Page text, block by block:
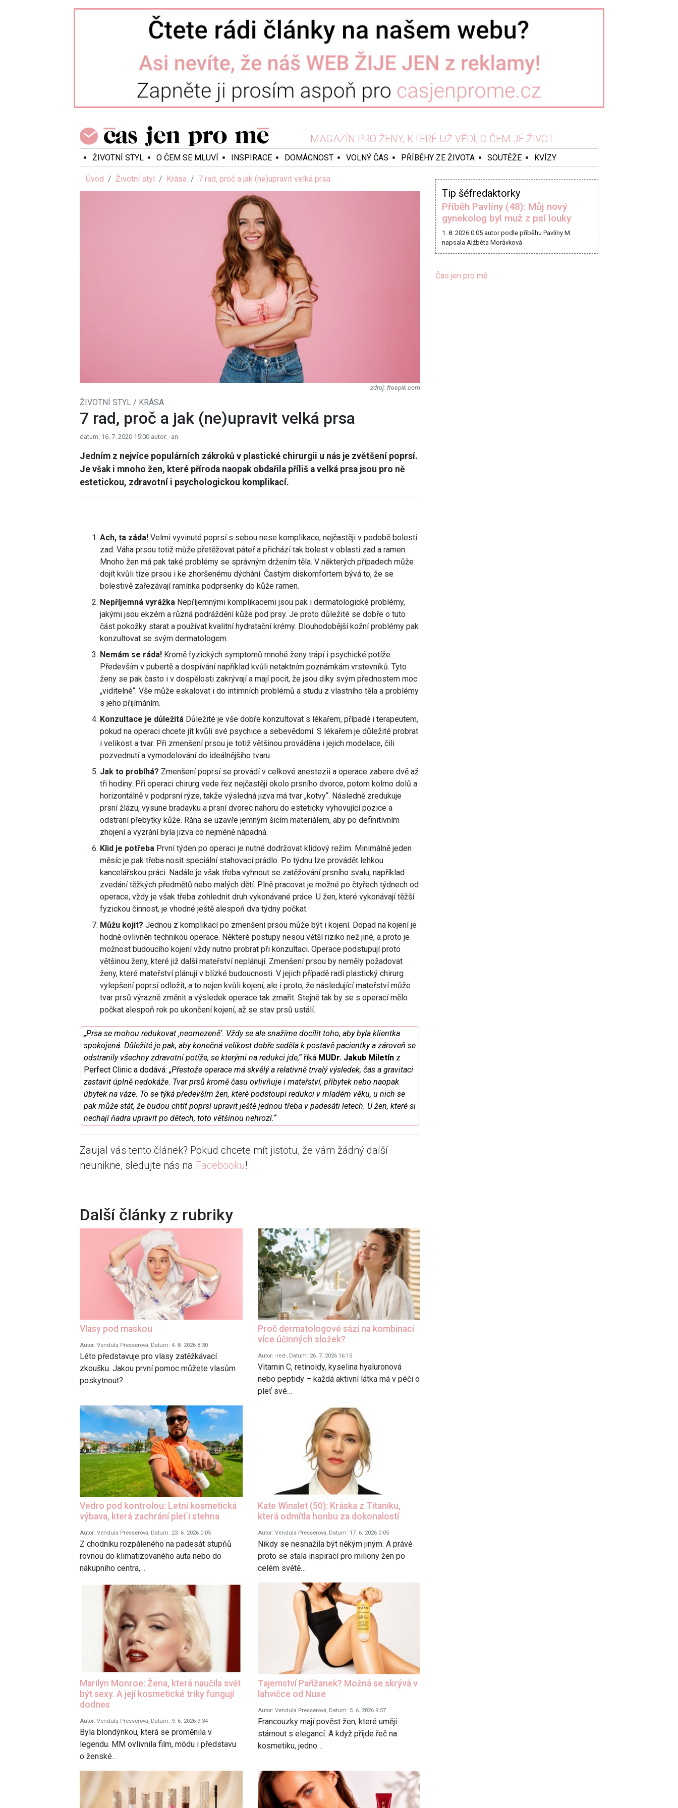
MAGAZÍN PRO ŽENY, KTERÉ UŽ VĚDÍ, O ČEM JE ŽIVOT
ŽIVOTNÍ STYL O ČEM SE MLUVÍ INSPIRACE DOMÁCNOST VOLNÝ ČAS PŘÍBĚHY ZE ŽIVOTA SOUTĚŽE KVÍZY
Úvod Životní styl Krása 7 rad, proč a jak (ne)upravit velká prsa
freepik.com
ŽIVOTNÍ STYL / KRÁSA
7 rad, proč a jak (ne)upravit velká prsa
datum: 16. 7. 2020 15:00 autor: -an-
Jedním z nejvíce populárních zákroků v plastické chirurgii u nás je zvětšení poprsí.
Je však i mnoho žen, které příroda naopak obdařila příliš a velká prsa jsou pro ně
estetickou, zdravotní i psychologickou komplikací.
Ach, ta záda! Velmi vyvinuté poprsí s sebou nese komplikace, nejčastěji v podobě bolesti
zad. Váha prsou totiž může přetěžovat páteř a přichází tak bolest v oblasti zad a ramen.
Mnoho žen má pak také problémy se správným držením těla. V některých případech může
dojít kvůli tíze prsou i ke zhoršenému dýchání. Častým diskomfortem bývá to, že se
bolestivě zařezávají ramínka podprsenky do kůže ramen.
Nepříjemná vyrážka Nepříjemnými komplikacemi jsou pak i dermatologické problémy,
jakými jsou ekzém a různá podráždění kůže pod prsy. Je proto důležité se dobře o tuto
část pokožky starat a používat kvalitní hydratační krémy. Dlouhodobější kožní problémy pak
konzultovat se svým dermatologem.
Nemám se ráda! Kromě fyzických symptomů mnohé ženy trápí i psychické potíže.
Především v pubertě a dospívání například kvůli netaktním poznámkám vrstevníků. Tyto
ženy se pak často i v dospělosti zakrývají a mají pocit, že jsou díky svým přednostem moc
„viditelné“. Vše může eskalovat i do intimních problémů a studu z vlastního těla a problémy
s jeho přijímáním.
Konzultace je důležitá Důležité je vše dobře konzultovat s lékařem, případě i terapeutem,
pokud na operaci chcete jít kvůli své psychice a sebevědomí. S lékařem je důležité probrat
i velikost a tvar. Při zmenšení prsou je totiž většinou prováděna i jejich modelace, čili
pozvednutí a vymodelování do ideálnějšího tvaru.
Jak to probíhá? Zmenšení poprsí se provádí v celkové anestezii a operace zabere dvě až
tři hodiny. Při operaci chirurg vede řez nejčastěji okolo prsního dvorce, potom kolmo dolů a
horizontálně v podprsní rýze, takže výsledná jizva má tvar „kotvy“. Následně zredukuje
prsní žlázu, vysune bradavku a prsní dvorec nahoru do esteticky vyhovující pozice a
odstraní přebytky kůže. Rána se uzavře jemným šicím materiálem, aby po definitivním
zhojení a vyzrání byla jizva co nejméně nápadná.
Klid je potřeba První týden po operaci je nutné dodržovat klidový režim. Minimálně jeden
měsíc je pak třeba nosit speciální stahovací prádlo. Po týdnu lze provádět lehkou
kancelářskou práci. Nadále je však třeba vyhnout se zatěžování prsního svalu, například
zvedání těžkých předmětů nebo malých dětí. Plně pracovat je možné po čtyřech týdnech od
operace, vždy je však třeba zohlednit druh vykonávané práce. U žen, které vykonávají těžší
fyzickou činnost, je vhodné ještě alespoň dva týdny počkat.
Můžu kojit? Jednou z komplikací po zmenšení prsou může být i kojení. Dopad na kojení je
hodně ovlivněn technikou operace. Některé postupy nesou větší riziko než jiné, a proto je
možnost budoucího kojení vždy nutno probrat při konzultaci. Operace podstupují proto
většinou ženy, které již další mateřství neplánují. Zmenšení prsou by neměly požadovat
ženy, které mateřství plánují v blízké budoucnosti. V jejich případě radí plastický chirurg
vylepšení poprsí odložit, a to nejen kvůli kojení, ale i proto, že následující mateřství může
tvar prsů výrazně změnit a výsledek operace tak zmařit. Stejně tak by se s operací mělo
počkat alespoň rok po ukončení kojení, až se stav prsů ustálí.
„Prsa se mohou redukovat ‚neomezeně‘. Vždy se ale snažíme docílit toho, aby byla klientka
spokojená. Důležité je pak, aby konečná velikost dobře seděla k postavě pacientky a zároveň se
odstranily všechny zdravotní potíže, se kterými na redukci jde,“říká MUDr. Jakub Miletín z
Perfect Clinic a dodává: „Přestože operace má skvělý a relativně trvalý výsledek, čas a gravitaci
zastavit úplně nedokáže. Tvar prsů kromě času ovlivňuje i mateřství, příbytek nebo naopak
úbytek na váze. To se týká především žen, které podstoupí redukci v mladém věku, u nich se
pak může stát, že budou chtít poprsí upravit ještě jednou třeba v padesáti letech. U žen, které si
nechají ňadra upravit po dětech, toto většinou nehrozí.“
Zaujal vás tento článek? Pokud chcete mít jistotu, že vám žádný další
neunikne, sledujte nás na Facebooku!
Další články z rubriky
Vlasy pod maskou
Autor: Vendula Presserová, Datum: 4. 8. 2026 8:30
Léto představuje pro vlasy zatěžkávací
zkoušku. Jakou první pomoc můžete vlasům
poskytnout?…
Proč dermatologové sází na kombinaci
více účinných složek?
Autor: -red-, Datum: 26. 7. 2026 16:15
Vitamin C, retinoidy, kyselina hyaluronová
nebo peptidy – každá aktivní látka má v péči o
pleť své…
Vedro pod kontrolou: Letní kosmetická
výbava, která zachrání pleť i stehna
Autor: Vendula Presserová, Datum: 23. 6. 2026 0:05
Z chodníku rozpáleného na padesát stupňů
rovnou do klimatizovaného auta nebo do
nákupního centra,…
Kate Winslet (50): Kráska z Titaniku,
která odmítla honbu za dokonalostí
Autor: Vendula Presserová, Datum: 17. 6. 2026 0:05
Nikdy se nesnažila být někým jiným. A právě
proto se stala inspirací pro miliony žen po
celém světě…
Marilyn Monroe: Žena, která naučila svět
být sexy. A její kosmetické triky fungují
dodnes
Autor: Vendula Presserová, Datum: 9. 6. 2026 9:34
Byla blondýnkou, která se proměnila v
legendu. MM ovlivnila film, módu i představu
o ženské…
Tajemství Pařížanek? Možná se skrývá v
lahvičce od Nuxe
Autor: Vendula Presserová, Datum: 5. 6. 2026 9:57
Francouzky mají pověst žen, které umějí
stárnout s elegancí. A když přijde řeč na
kosmetiku, jedno…
Tip šéfredaktorky
Příběh Pavlíny (48): Můj nový
gynekolog byl muž z psí louky
1. 8. 2026 0:05 autor podle příběhu Pavlíny M.
napsala Alžběta Morávková
Čas jen pro mě